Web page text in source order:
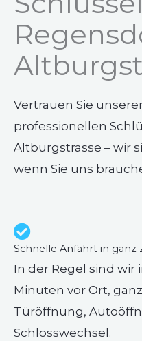
Vertrauen Sie
professionellen
Altburgstrasse – wir
wenn Sie uns
Schnelle Anfahrt in ganz
In der Regel sind wir
Minuten vor Ort,
Türöffnung,
Schlosswechsel.